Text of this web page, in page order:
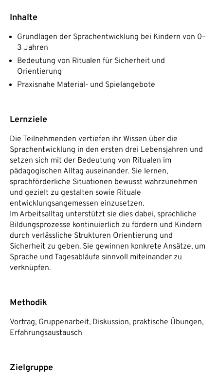
Inhalte
Grundlagen der Sprachentwicklung bei Kindern von 0–
3 Jahren
Bedeutung von Ritualen für Sicherheit und
Orientierung
Praxisnahe Material- und Spielangebote
Lernziele
Die Teilnehmenden vertiefen ihr Wissen über die
Sprachentwicklung in den ersten drei Lebensjahren und
setzen sich mit der Bedeutung von Ritualen im
pädagogischen Alltag auseinander. Sie lernen,
sprachförderliche Situationen bewusst wahrzunehmen
und gezielt zu gestalten sowie Rituale
entwicklungsangemessen einzusetzen.
Im Arbeitsalltag unterstützt sie dies dabei, sprachliche
Bildungsprozesse kontinuierlich zu fördern und Kindern
durch verlässliche Strukturen Orientierung und
Sicherheit zu geben. Sie gewinnen konkrete Ansätze, um
Sprache und Tagesabläufe sinnvoll miteinander zu
verknüpfen.
Methodik
Vortrag, Gruppenarbeit, Diskussion, praktische Übungen,
Erfahrungsaustausch
Zielgruppe